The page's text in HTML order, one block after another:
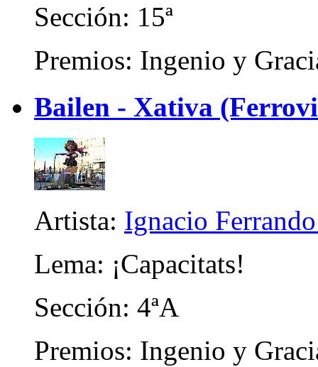
Sección: 15ª
Premios: Ingenio y
Bailen - Xativa
Artista: Ignacio
Lema: ¡Capacitats!
Sección: 4ªA
Premios: Ingenio y